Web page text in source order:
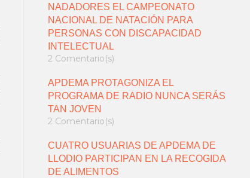
NADADORES EL CAMPEONATO
NACIONAL DE NATACIÓN PARA
PERSONAS CON DISCAPACIDAD
INTELECTUAL
2 Comentario(s)
APDEMA PROTAGONIZA EL
PROGRAMA DE RADIO NUNCA SERÁS
TAN JOVEN
2 Comentario(s)
CUATRO USUARIAS DE APDEMA DE
LLODIO PARTICIPAN EN LA RECOGIDA
DE ALIMENTOS